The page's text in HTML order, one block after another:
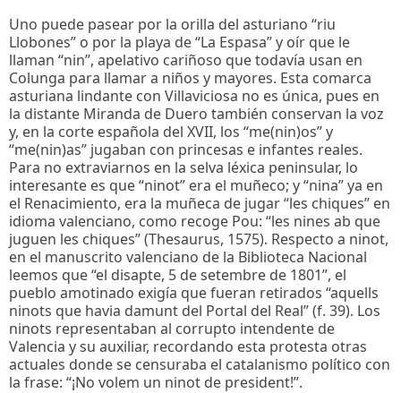
Uno puede pasear por la orilla del asturiano “riu
Llobones” o por la playa de “La Espasa” y oír que le
llaman “nin”, apelativo cariñoso que todavía usan en
Colunga para llamar a niños y mayores. Esta comarca
asturiana lindante con Villaviciosa no es única, pues en
la distante Miranda de Duero también conservan la voz
y, en la corte española del XVII, los “me(nin)os” y
“me(nin)as” jugaban con princesas e infantes reales.
Para no extraviarnos en la selva léxica peninsular, lo
interesante es que “ninot” era el muñeco; y “nina” ya en
el Renacimiento, era la muñeca de jugar “les chiques” en
idioma valenciano, como recoge Pou: “les nines ab que
juguen les chiques” (Thesaurus, 1575). Respecto a ninot,
en el manuscrito valenciano de la Biblioteca Nacional
leemos que “el disapte, 5 de setembre de 1801”, el
pueblo amotinado exigía que fueran retirados “aquells
ninots que havia damunt del Portal del Real” (f. 39). Los
ninots representaban al corrupto intendente de
Valencia y su auxiliar, recordando esta protesta otras
actuales donde se censuraba el catalanismo político con
la frase: “¡No volem un ninot de president!”.